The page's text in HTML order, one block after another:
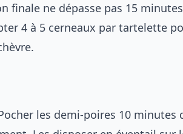
finale ne dépasse pas 15 minutes
4 à 5 cerneaux par tartelette
les demi-poires 10 minutes